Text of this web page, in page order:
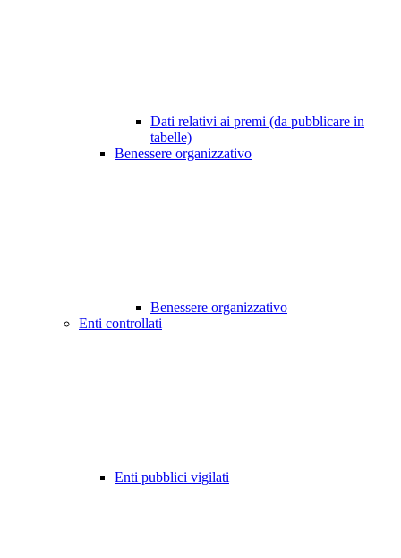
Dati relativi ai premi (da pubblicare in
tabelle)
Benessere organizzativo
Benessere organizzativo
Enti controllati
Enti pubblici vigilati